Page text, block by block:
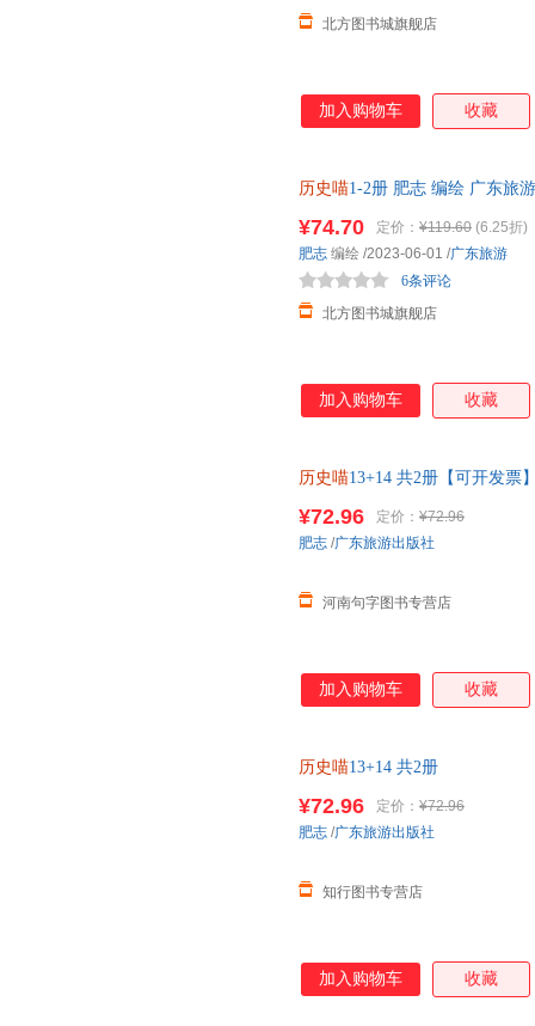
北方图书城旗舰店
加入购物车 收藏
历史喵1-2册 肥志 编绘 广东旅
¥74.70 定价： ¥119.60 (6.25折)
北方图书城旗舰店
6条评论
肥志 编绘 /2023-06-01 /广东旅游
加入购物车 收藏
历史喵13+14 共2册【可开发票
¥72.96 定价： ¥72.96
河南句字图书专营店
肥志 /广东旅游出版社
加入购物车 收藏
历史喵13+14 共2册
¥72.96 定价： ¥72.96
知行图书专营店
肥志 /广东旅游出版社
加入购物车 收藏